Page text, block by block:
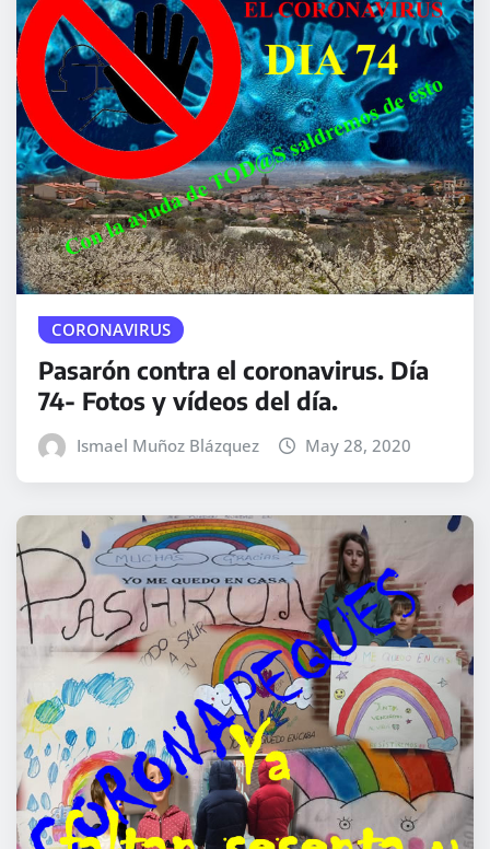
CORONAVIRUS
Pasarón contra el coronavirus. Día
74- Fotos y vídeos del día.
Ismael Muñoz Blázquez May 28, 2020